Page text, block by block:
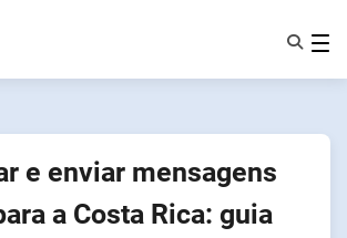
e enviar mensagens
a Costa Rica: guia